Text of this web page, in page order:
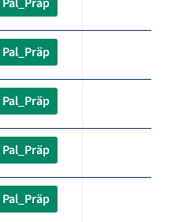
Pal_Präp
Pal_Präp
Pal_Präp
Pal_Präp